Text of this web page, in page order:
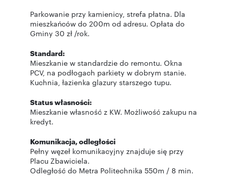
Parkowanie przy kamienicy, strefa płatna. Dla
mieszkańców do 200m od adresu. Opłata do
Gminy 30 zł /rok.
Standard:
Mieszkanie w standardzie do remontu. Okna
PCV, na podłogach parkiety w dobrym stanie.
Kuchnia, łazienka glazury starszego tupu.
Status własności:
Mieszkanie własność z KW. Możliwość zakupu na
kredyt.
Komunikacja, odległości
Pełny węzeł komunikacyjny znajduje się przy
Placu Zbawiciela.
Odległość do Metra Politechnika 550m / 8 min.